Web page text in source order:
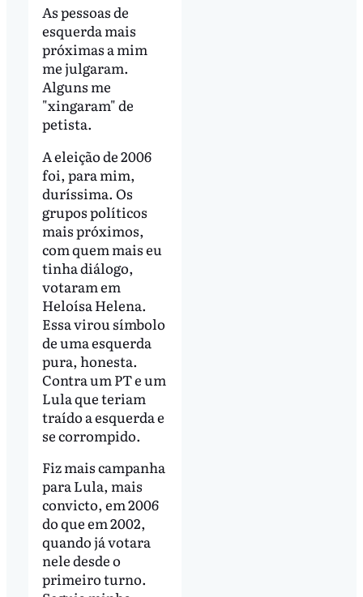
As pessoas de
esquerda mais
próximas a mim
me julgaram.
Alguns me
"xingaram" de
petista.
A eleição de 2006
foi, para mim,
duríssima. Os
grupos políticos
mais próximos,
com quem mais eu
tinha diálogo,
votaram em
Heloísa Helena.
Essa virou símbolo
de uma esquerda
pura, honesta.
Contra um PT e um
Lula que teriam
traído a esquerda e
se corrompido.
Fiz mais campanha
para Lula, mais
convicto, em 2006
do que em 2002,
quando já votara
nele desde o
primeiro turno.